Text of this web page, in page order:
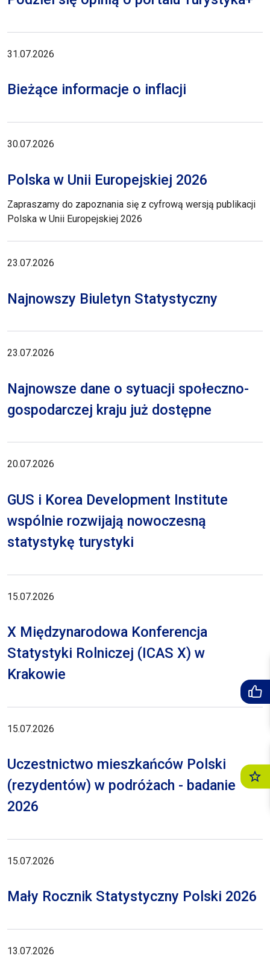
31.07.2026
Bieżące informacje o inflacji
30.07.2026
Polska w Unii Europejskiej 2026
Zapraszamy do zapoznania się z cyfrową wersją publikacji
Polska w Unii Europejskiej 2026
23.07.2026
Najnowszy Biuletyn Statystyczny
23.07.2026
Najnowsze dane o sytuacji społeczno-
gospodarczej kraju już dostępne
20.07.2026
GUS i Korea Development Institute
wspólnie rozwijają nowoczesną
statystykę turystyki
15.07.2026
X Międzynarodowa Konferencja
Statystyki Rolniczej (ICAS X) w
Krakowie
15.07.2026
Uczestnictwo mieszkańców Polski
(rezydentów) w podróżach - badanie
2026
15.07.2026
Mały Rocznik Statystyczny Polski 2026
13.07.2026